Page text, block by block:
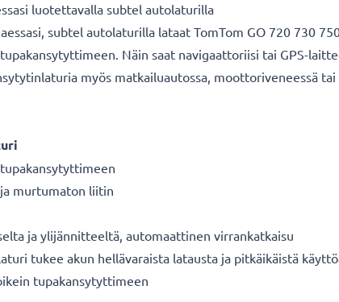
luotettavalla subtel autolaturilla
subtel autolaturilla lataat TomTom GO 720 730
Näin saat navigaattoriisi tai GPS-
myös matkailuautossa, moottoriveneessä
murtumaton liitin
ja ylijännitteeltä, automaattinen virrankatkaisu
tukee akun hellävaraista latausta ja pitkäikäistä
tupakansytyttimeen